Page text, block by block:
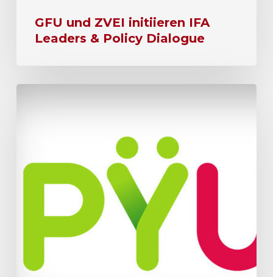
GFU und ZVEI initiieren IFA
Leaders & Policy Dialogue